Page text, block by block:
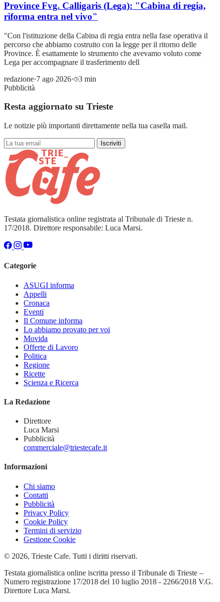
Province Fvg. Calligaris (Lega): "Cabina di regia,
riforma entra nel vivo"
"Con l'istituzione della Cabina di regia entra nella fase operativa il
percorso che abbiamo costruito con la legge per il ritorno delle
Province. È esattamente lo strumento che avevamo voluto come
Lega per accompagnare il trasferimento dell
redazione·7 ago 2026·
3 min
Pubblicità
Resta aggiornato su Trieste
Le notizie più importanti direttamente nella tua casella mail.
Iscriviti
Testata giornalistica online registrata al Tribunale di Trieste n.
17/2018. Direttore responsabile: Luca Marsi.
Categorie
ASUGI informa
Appelli
Cronaca
Eventi
Il Comune informa
Lo abbiamo provato per voi
Movida
Offerte di Lavoro
Politica
Regione
Ricette
Scienza e Ricerca
La Redazione
Direttore
Luca Marsi
Pubblicità
commerciale@triestecafe.it
Informazioni
Chi siamo
Contatti
Pubblicità
Privacy Policy
Cookie Policy
Termini di servizio
Gestione Cookie
© 2026, Trieste Cafe. Tutti i diritti riservati.
Testata giornalistica online iscritta presso il Tribunale di Trieste –
Numero registrazione 17/2018 del 10 luglio 2018 - 2266/2018 V.G.
Direttore Luca Marsi.